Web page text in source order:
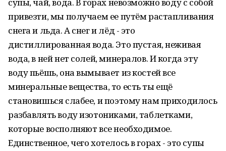
привезти, мы получаем ее путём растапливания
снега и льда. А снег и лёд - это
дистиллированная вода. Это пустая, неживая
вода, в ней нет солей, минералов. И когда эту
воду пьёшь, она вымывает из костей все
минеральные вещества, то есть ты ещё
становишься слабее, и поэтому нам приходилось
разбавлять воду изотониками, таблетками,
которые восполняют все необходимое.
Единственное, чего хотелось в горах - это супы